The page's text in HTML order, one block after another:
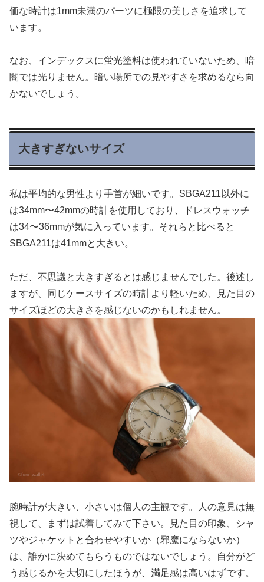
価な時計は1mm未満のパーツに極限の美しさを追求して
います。
なお、インデックスに蛍光塗料は使われていないため、暗
闇では光りません。暗い場所での見やすさを求めるなら向
かないでしょう。
大きすぎないサイズ
私は平均的な男性より手首が細いです。SBGA211以外に
は34mm〜42mmの時計を使用しており、ドレスウォッチ
は34〜36mmが気に入っています。それらと比べると
SBGA211は41mmと大きい。
ただ、不思議と大きすぎるとは感じませんでした。後述し
ますが、同じケースサイズの時計より軽いため、見た目の
サイズほどの大きさを感じないのかもしれません。
腕時計が大きい、小さいは個人の主観です。人の意見は無
視して、まずは試着してみて下さい。見た目の印象、シャ
ツやジャケットと合わせやすいか（邪魔にならないか）
は、誰かに決めてもらうものではないでしょう。自分がど
う感じるかを大切にしたほうが、満足感は高いはずです。